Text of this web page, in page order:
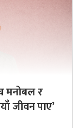
मनोबल र
जीवन पाए’